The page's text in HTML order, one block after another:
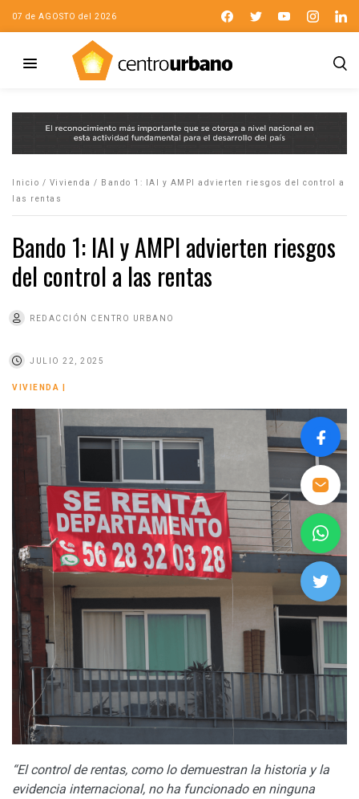
07 de AGOSTO del 2026
Inicio / Vivienda /
Bando 1: IAI y AMPI advierten riesgos del control a
las rentas
Bando 1: IAI y AMPI advierten riesgos
del control a las rentas
REDACCIÓN CENTRO URBANO
JULIO 22, 2025
VIVIENDA
“El control de rentas, como lo demuestran la historia y la
evidencia internacional, no ha funcionado en ninguna